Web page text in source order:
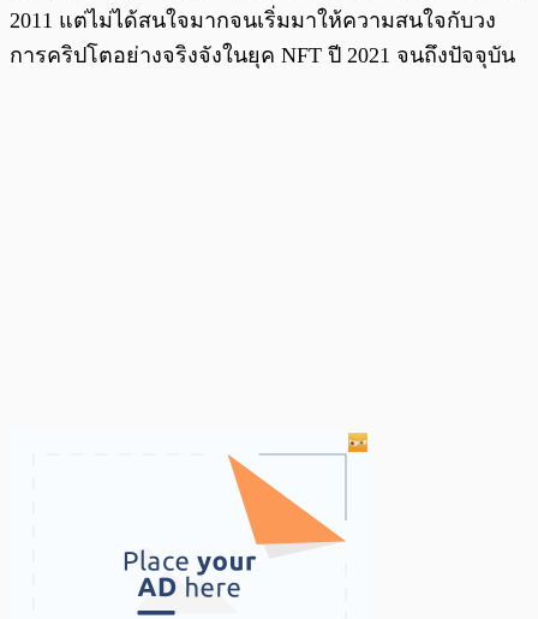
2011 แต่ไม่ได้สนใจมากจนเริ่มมาให้ความสนใจกับวง
การคริปโตอย่างจริงจังในยุค NFT ปี 2021 จนถึงปัจจุบัน